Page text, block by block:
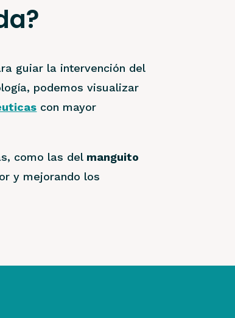
guiar la intervención del
podemos visualizar
con mayor
como las del manguito
y mejorando los